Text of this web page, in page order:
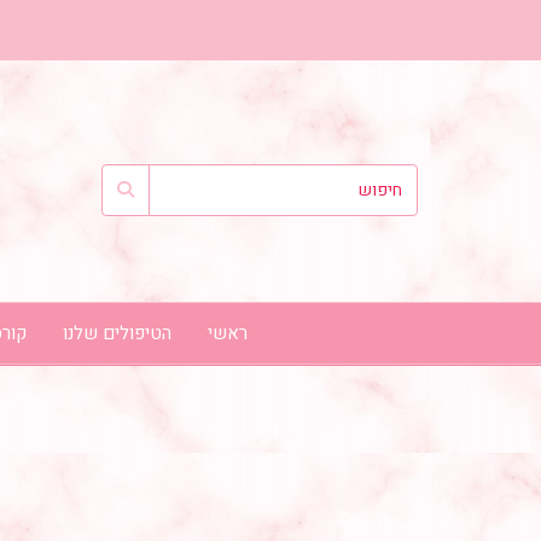
ראשי הטיפולים שלנו